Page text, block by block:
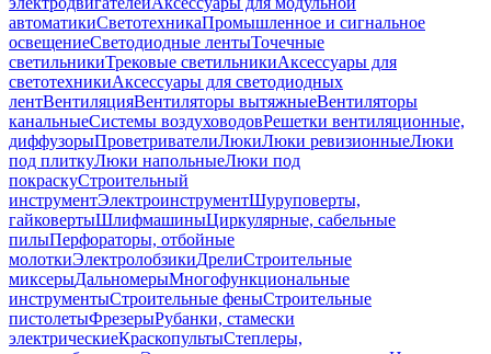
автоматикиСветотехникаПромышленное и сигнальное
освещениеСветодиодные лентыТочечные
светильникиТрековые светильникиАксессуары для
светотехникиАксессуары для светодиодных
лентВентиляцияВентиляторы вытяжныеВентиляторы
канальныеСистемы воздуховодовРешетки вентиляционные,
диффузорыПроветривателиЛюкиЛюки ревизионныеЛюки
под плиткуЛюки напольныеЛюки под
покраскуСтроительный
инструментЭлектроинструментШуруповерты,
гайковертыШлифмашиныЦиркулярные, сабельные
пилыПерфораторы, отбойные
молоткиЭлектролобзикиДрелиСтроительные
миксерыДальномерыМногофункциональные
инструментыСтроительные феныСтроительные
пистолетыФрезерыРубанки, стамески
электрическиеКраскопультыСтеплеры,